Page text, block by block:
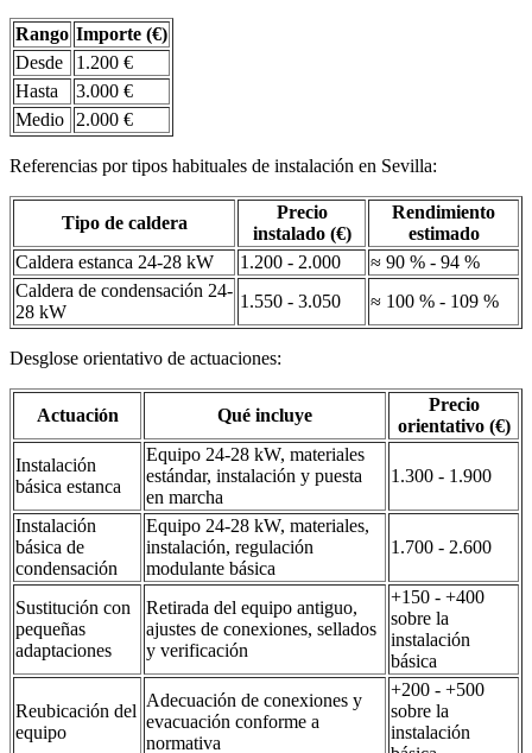
Rango Importe (€)
Desde
1.200 €
Hasta
3.000 €
Medio
2.000 €
Referencias por tipos habituales de instalación en Sevilla:
Tipo de caldera
Precio
instalado (€)
Rendimiento
estimado
Caldera estanca 24-28 kW
1.200 - 2.000
≈ 90 % - 94 %
Caldera de condensación 24-
28 kW
1.550 - 3.050 ≈ 100 % - 109 %
Desglose orientativo de actuaciones:
Actuación Qué incluye
Precio
orientativo (€)
Instalación
básica estanca
Equipo 24-28 kW, materiales
estándar, instalación y puesta
en marcha
1.300 - 1.900
Instalación
básica de
condensación
Equipo 24-28 kW, materiales,
instalación, regulación
modulante básica
1.700 - 2.600
Sustitución con
pequeñas
adaptaciones
Retirada del equipo antiguo,
ajustes de conexiones, sellados
y verificación
+150 - +400
sobre la
instalación
básica
Reubicación del
equipo
Adecuación de conexiones y
evacuación conforme a
normativa
+200 - +500
sobre la
instalación